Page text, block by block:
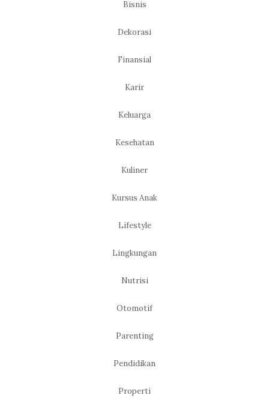
Bisnis
Dekorasi
Finansial
Karir
Keluarga
Kesehatan
Kuliner
Kursus Anak
Lifestyle
Lingkungan
Nutrisi
Otomotif
Parenting
Pendidikan
Properti